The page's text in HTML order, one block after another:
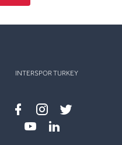
INTERSPOR TURKEY
Facebook
instagram
twitter